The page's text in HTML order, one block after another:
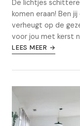
De lichtjes
komen eraan! Ben
verheugt op de
voor jou met kerst
LEES MEER →